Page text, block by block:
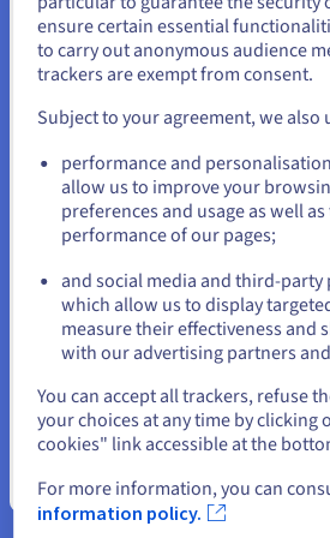
versnellen, waardevolle inzichten
en een concurrentievoordeel op de
Verbeter de gezondheid
infrastructuur
vSphere Foundation-licenties
monitoring en managementtools
inzichten bieden in de gezondheid
infrastructuur. Hierdoor kunt u
bedrijfsactiviteiten negatief
een soepele en efficiënte werking
bevinden.
Als je wilt bestellen vanuit [land], moet
doorbladeren en een account aanmaken.
us.ovhcloud.com/
Engels
or
Blijf op de huidige website
ensure certain essential
to carry out anonymous audience
trackers are exempt from consent.
Subject to your agreement, we also
performance and
allow us to improve your
preferences and usage as well
performance of our pages;
and social media and third-
which allow us to display
measure their effectiveness and
with our advertising partners
You can accept all trackers, refuse
your choices at any time by clicking
cookies" link accessible at the
For more information, you can
information policy.